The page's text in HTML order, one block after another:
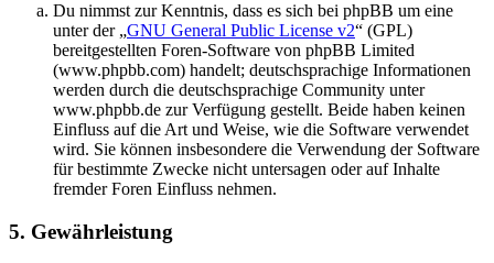
Du nimmst zur Kenntnis, dass es sich bei phpBB um eine
unter der „GNU General Public License v2“ (GPL)
bereitgestellten Foren-Software von phpBB Limited
(www.phpbb.com) handelt; deutschsprachige Informationen
werden durch die deutschsprachige Community unter
www.phpbb.de zur Verfügung gestellt. Beide haben keinen
Einfluss auf die Art und Weise, wie die Software verwendet
wird. Sie können insbesondere die Verwendung der Software
für bestimmte Zwecke nicht untersagen oder auf Inhalte
fremder Foren Einfluss nehmen.
5. Gewährleistung